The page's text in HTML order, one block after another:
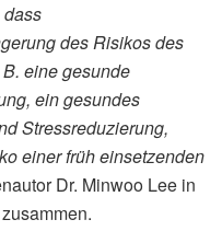
des Risikos des
eine gesunde
ein gesundes
Stressreduzierung,
einer früh einsetzenden
Dr. Minwoo Lee in
zusammen.